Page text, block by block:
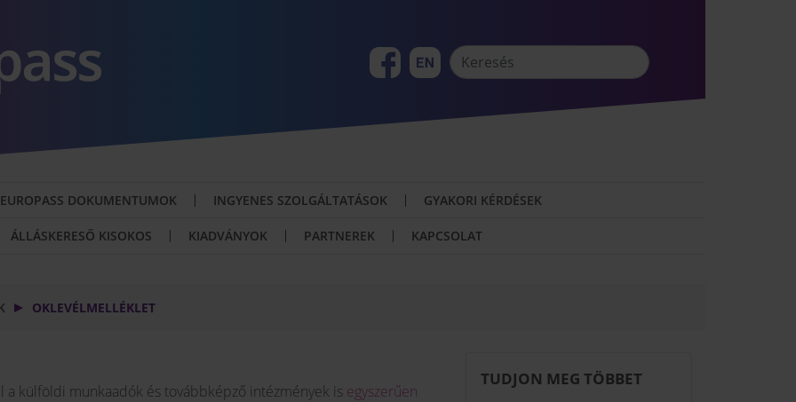
EUROPASS DOKUMENTUMOK INGYENES SZOLGÁLTATÁSOK GYAKORI KÉRDÉSEK
ÁLLÁSKERESŐ KISOKOS KIADVÁNYOK PARTNEREK KAPCSOLAT
OKLEVÉLMELLÉKLET
a külföldi munkaadók és továbbképző intézmények is egyszerűen
TUDJON MEG TÖBBET